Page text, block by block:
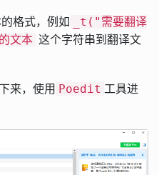
格式，例如
_t("需要翻译
文本 这个字符串到翻译文
来，使用 Poedit 工具进